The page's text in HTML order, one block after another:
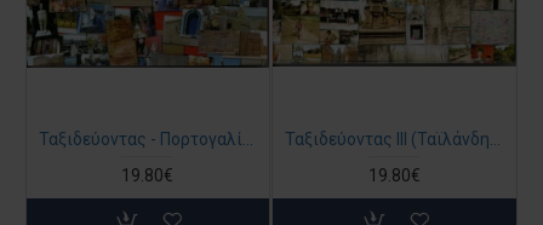
19.80€
19.80€